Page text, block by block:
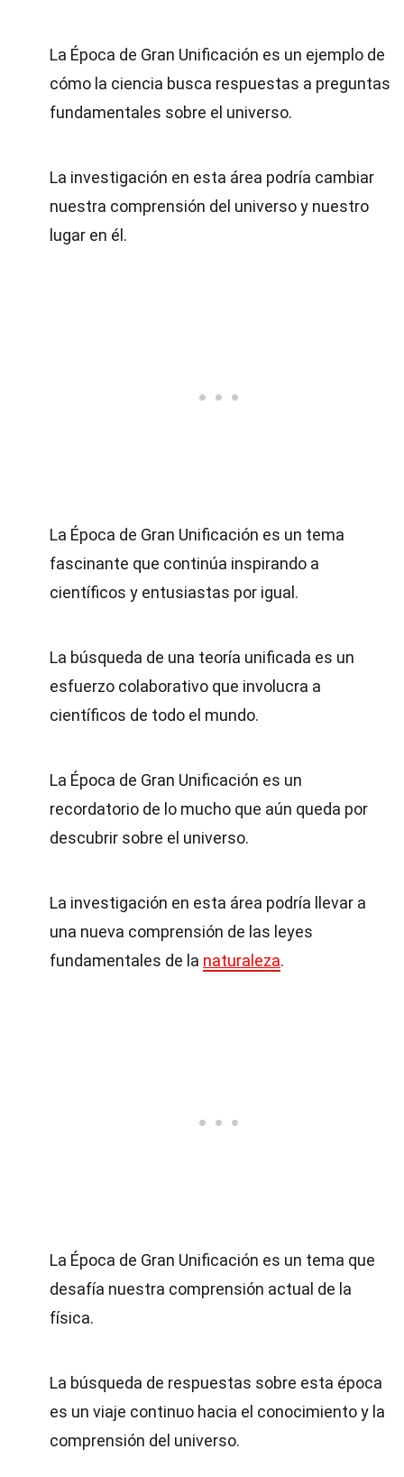
La Época de Gran Unificación es un ejemplo de
cómo la ciencia busca respuestas a preguntas
fundamentales sobre el universo.
La investigación en esta área podría cambiar
nuestra comprensión del universo y nuestro
lugar en él.
La Época de Gran Unificación es un tema
fascinante que continúa inspirando a
científicos y entusiastas por igual.
La búsqueda de una teoría unificada es un
esfuerzo colaborativo que involucra a
científicos de todo el mundo.
La Época de Gran Unificación es un
recordatorio de lo mucho que aún queda por
descubrir sobre el universo.
La investigación en esta área podría llevar a
una nueva comprensión de las leyes
fundamentales de la naturaleza.
La Época de Gran Unificación es un tema que
desafía nuestra comprensión actual de la
física.
La búsqueda de respuestas sobre esta época
es un viaje continuo hacia el conocimiento y la
comprensión del universo.